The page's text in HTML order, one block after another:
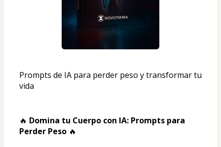
Prompts de IA para perder peso y transformar tu
vida
🔥 Domina tu Cuerpo con IA: Prompts para
Perder Peso 🔥